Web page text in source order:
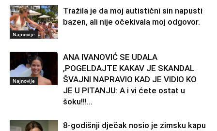
Najnovije
Tražila je da moj autistični sin napusti
bazen, ali nije očekivala moj odgovor.
Najnovije
ANA IVANOVIĆ SE UDALA
,POGELDAJTE KAKAV JE SKANDAL
ŠVAJNI NAPRAVIO KAD JE VIDIO KO
JE U PITANJU: A i vi ćete ostat u
šoku!!!...
8-godišnji dječak nosio je zimsku kapu